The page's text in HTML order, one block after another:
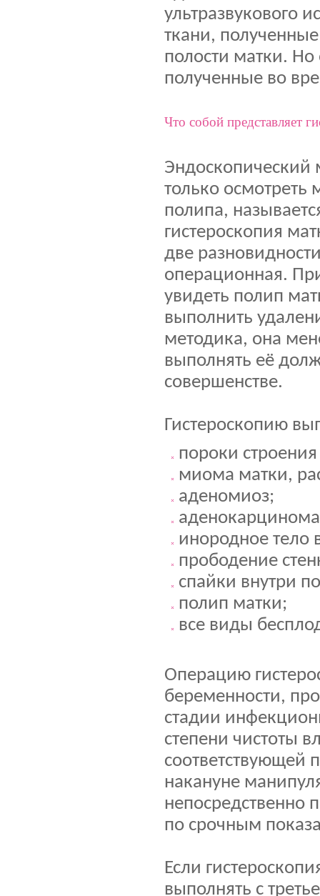
ультразвукового
ткани,
полости матки.
полученные во
Что собой представляет
Эндоскопический
только осмотреть
полипа,
гистероскопия
две
операционная.
увидеть полип
выполнить
методика, она
выполнять её
совершенстве.
Гистероскопию
пороки
миома матки,
аденомиоз;
инородное тело
прободение
спайки внутри
полип матки;
все виды
Операцию
беременности,
стадии
степени чистоты
соответствующей
накануне
непосредственно
по срочным
Если
выполнять с